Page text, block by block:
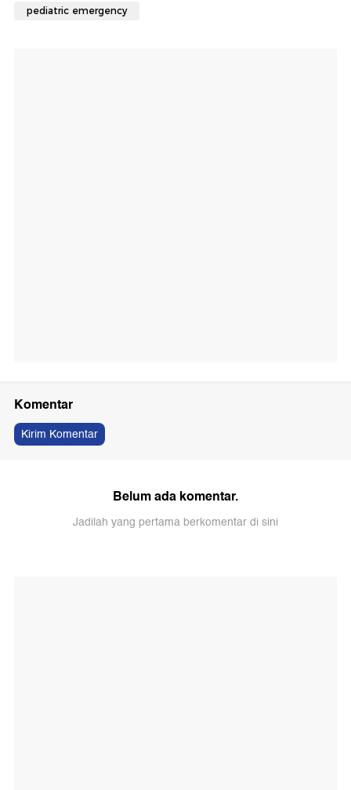
pediatric emergency
Komentar
Kirim Komentar
Belum ada komentar.
Jadilah yang pertama berkomentar di sini